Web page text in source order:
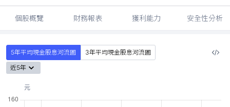
個股概覽 財務報表 獲利能力 安全性分析
5年平均現金股息河流圖
3年平均現金股息河流圖
近5年